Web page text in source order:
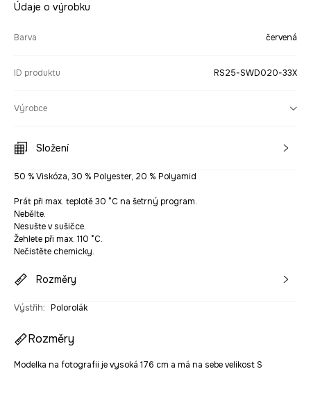
Údaje o výrobku
Barva červená
ID produktu RS25-SWD020-33X
Výrobce
Složení
50 % Viskóza, 30 % Polyester, 20 % Polyamid
Prát při max. teplotě 30 °C na šetrný program.
Nebělte.
Nesušte v sušičce.
Žehlete při max. 110 °C.
Nečistěte chemicky.
Rozměry
Výstřih: Polorolák
Rozměry
Modelka na fotografii je vysoká 176 cm a má na sebe velikost S